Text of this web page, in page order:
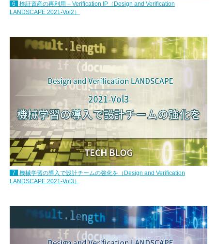
6
検証資産の再利用 – Verification IP（Design and Verification
LANDSCAPE 2021-Vol2）
7
機械学習の導入で設計チームの強化を（Design and Verification
LANDSCAPE 2021-Vol3）